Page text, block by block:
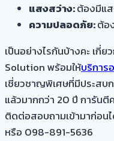
แสงสว่าง:ต้องมีแ
ความปลอดภัย:ต้อ
เป็นอย่างไรกันบ้างคะ เกี่
Solution พร้อมให้บริการ
เชี่ยวชาญพิเศษที่มีประสบ
แล้วมากกว่า 20 ปี การันตี
ติดต่อสอบถามเข้ามาก่อน
หรือ 098-891-5636